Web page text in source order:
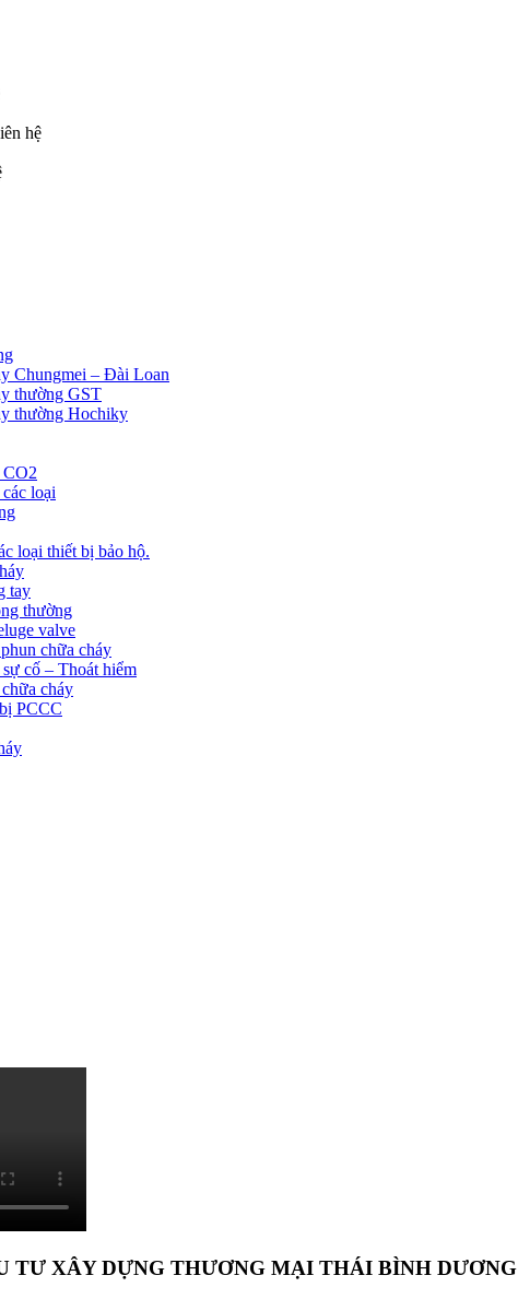
hệ
Chungmei – Đài Loan
thường GST
thường Hochiky
CO2
loại
loại thiết bị bảo hộ.
tay
thường
valve
chữa cháy
cố – Thoát hiểm
cháy
PCCC
TƯ XÂY DỰNG THƯƠNG MẠI THÁI BÌNH DƯƠNG